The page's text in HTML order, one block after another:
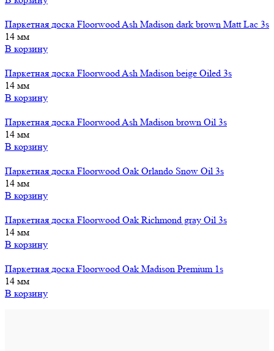
Паркетная доска Floorwood Ash Madison dark brown Matt Lac 3s
14 мм
В корзину
Паркетная доска Floorwood Ash Madison beige Oiled 3s
14 мм
В корзину
Паркетная доска Floorwood Ash Madison brown Oil 3s
14 мм
В корзину
Паркетная доска Floorwood Oak Orlando Snow Oil 3s
14 мм
В корзину
Паркетная доска Floorwood Oak Richmond gray Oil 3s
14 мм
В корзину
Паркетная доска Floorwood Oak Madison Premium 1s
14 мм
В корзину